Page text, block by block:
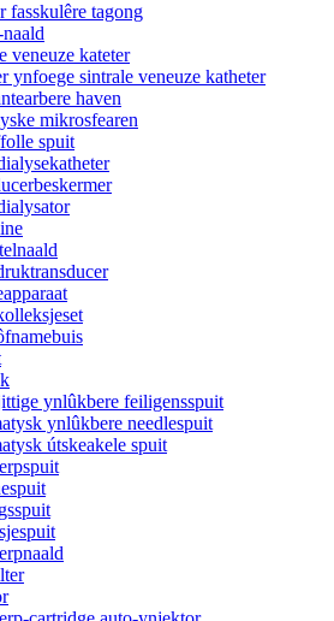
fasskulêre tagong
veneuze kateter
ynfoege sintrale veneuze katheter
haven
mikrosfearen
spuit
ynlûkbere feiligensspuit
ynlûkbere needlespuit
útskeakele spuit